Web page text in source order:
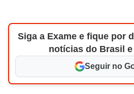
Siga a Exame e fique por
notícias do Brasil
Seguir no